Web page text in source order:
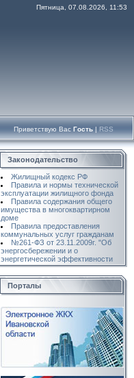
Пятница, 07.08.2026, 11:53
Приветствую Вас Гость | RSS
Законодательство
Жилищный кодекс РФ
Правила и нормы технической
эксплуатации жилищного фонда
Правила содержания общего
имущества в многоквартирном
доме
Правила предоставления
коммунальных услуг гражданам
№261-ФЗ от 23.11.2009г. "Об
энергосбережении и о
энергетической эффективности
Порталы